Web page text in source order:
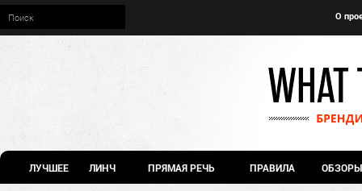
О
ЛУЧШЕЕ ЛИНЧ ПРЯМАЯ РЕЧЬ ПРАВИЛА ОБЗОРЫ